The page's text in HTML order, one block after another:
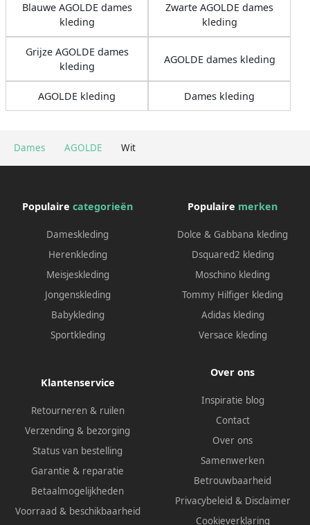
Dames AGOLDE Wit
Blauwe AGOLDE dames
kleding
Zwarte AGOLDE dames
kleding
Grijze AGOLDE dames
kleding
AGOLDE dames kleding
AGOLDE kleding Dames kleding
Populaire categorieën
Dameskleding
Herenkleding
Meisjeskleding
Jongenskleding
Babykleding
Sportkleding
Populaire merken
Dolce & Gabbana kleding
Dsquared2 kleding
Moschino kleding
Tommy Hilfiger kleding
Adidas kleding
Versace kleding
Klantenservice
Retourneren & ruilen
Verzending & bezorging
Status van bestelling
Garantie & reparatie
Betaalmogelijkheden
Voorraad & beschikbaarheid
Over ons
Inspiratie blog
Contact
Over ons
Samenwerken
Betrouwbaarheid
Privacybeleid & Disclaimer
Cookieverklaring